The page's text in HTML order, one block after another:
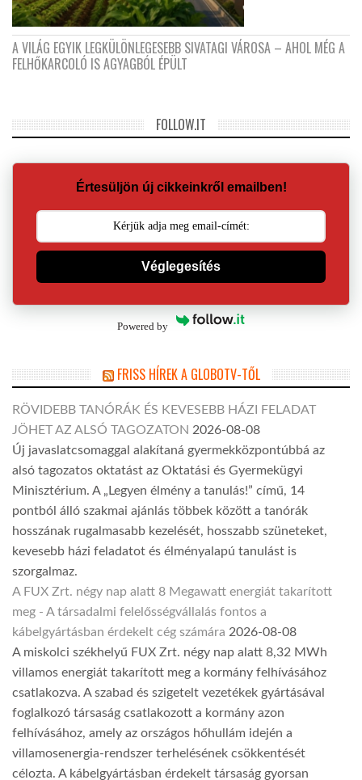
A VILÁG EGYIK LEGKÜLÖNLEGESEBB SIVATAGI VÁROSA – AHOL MÉG A
FELHŐKARCOLÓ IS AGYAGBÓL ÉPÜLT
FOLLOW.IT
Értesüljön új cikkeinkről emailben!
Véglegesítés
Powered by
FRISS HÍREK A GLOBOTV-TŐL
RÖVIDEBB TANÓRÁK ÉS KEVESEBB HÁZI FELADAT
JÖHET AZ ALSÓ TAGOZATON 2026-08-08
Új javaslatcsomaggal alakítaná gyermekközpontúbbá az
alsó tagozatos oktatást az Oktatási és Gyermekügyi
Minisztérium. A „Legyen élmény a tanulás!” című, 14
pontból álló szakmai ajánlás többek között a tanórák
hosszának rugalmasabb kezelését, hosszabb szüneteket,
kevesebb házi feladatot és élményalapú tanulást is
szorgalmaz.
A FUX Zrt. négy nap alatt 8 Megawatt energiát takarított
meg - A társadalmi felelősségvállalás fontos a
kábelgyártásban érdekelt cég számára 2026-08-08
A miskolci székhelyű FUX Zrt. négy nap alatt 8,32 MWh
villamos energiát takarított meg a kormány felhívásához
csatlakozva. A szabad és szigetelt vezetékek gyártásával
foglalkozó társaság csatlakozott a kormány azon
felhívásához, amely az országos hőhullám idején a
villamosenergia-rendszer terhelésének csökkentését
célozta. A kábelgyártásban érdekelt társaság gyorsan